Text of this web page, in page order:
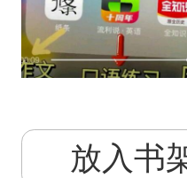
放入书